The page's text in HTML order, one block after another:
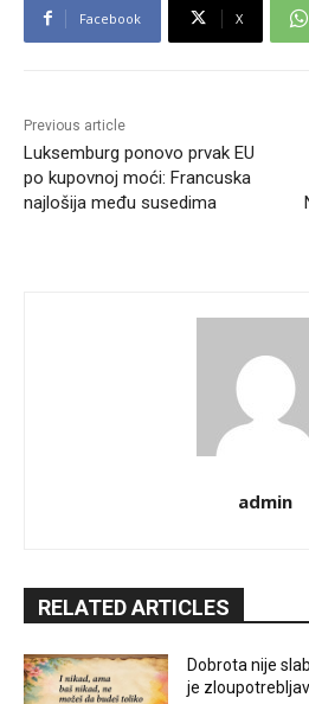
Facebook X
Previous article
Luksemburg ponovo prvak EU
po kupovnoj moći: Francuska
najlošija među susedima
admin
RELATED ARTICLES
Dobrota nije
je